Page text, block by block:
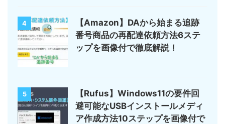
4
【Amazon】DAから始まる追跡
番号商品の再配達依頼方法6ステ
ップを画像付で徹底解説！
5
【Rufus】Windows11の要件回
避可能なUSBインストールメディ
ア作成方法10ステップを画像付で